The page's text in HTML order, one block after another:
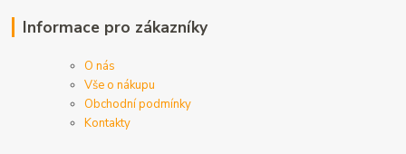
Informace pro zákazníky
O nás
Vše o nákupu
Obchodní podmínky
Kontakty